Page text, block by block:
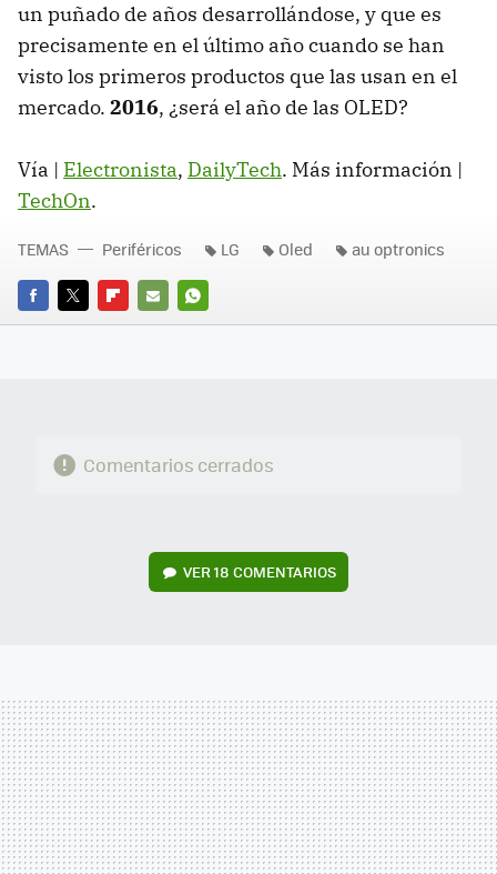
un puñado de años desarrollándose, y que es
precisamente en el último año cuando se han
visto los primeros productos que las usan en el
mercado. 2016, ¿será el año de las OLED?
Vía | Electronista, DailyTech. Más información |
TechOn.
FACEBOOK
TWITTERFLIPBOARD
E-
WHATSAPP
TEMAS Periféricos LG Oled au optronics
Comentarios cerrados
VER18 COMENTARIOS